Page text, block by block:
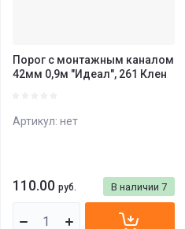
Порог с монтажным каналом
42мм 0,9м "Идеал", 261 Клен
Артикул: нет
В наличии 7
110.00 руб.